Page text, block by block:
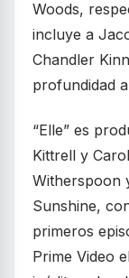
Woods,
incluye a
Chandler
profundidad
“Elle” es
Kittrell y
Witherspoon
Sunshine,
primeros
Prime Video